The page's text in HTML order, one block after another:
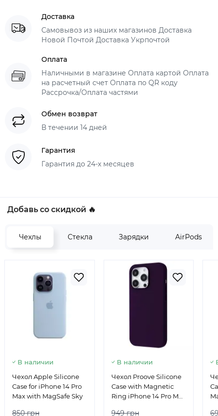
Доставка
Самовывоз из наших магазинов Доставка
Новой Почтой Доставка Укрпочтой
Оплата
Наличными в магазине Оплата картой Оплата
на расчетный счет Оплата по QR коду
Рассрочка/Оплата частями
Обмен возврат
В течении 14 дней
Гарантия
Гарантия до 24-х месяцев
Добавь со скидкой 🔥
Чехлы Стекла Зарядки AirPods
В наличии
Чехол Apple Silicone
Case for iPhone 14 Pro
Max with MagSafe Sky
850 грн
В наличии
Чехол Proove Silicone
Case with Magnetic
Ring iPhone 14 Pro Max
949 грн